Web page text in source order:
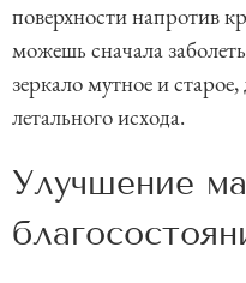
поверхности напротив
можешь сначала
зеркало мутное и
летального исхода.
Улучшение